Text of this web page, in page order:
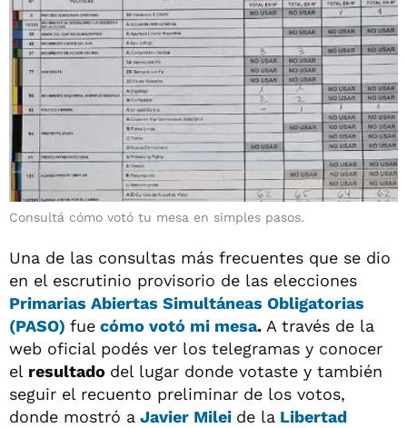
Consultá cómo votó tu mesa en simples pasos.
Una de las consultas más frecuentes que se dio
en el escrutinio provisorio de las elecciones
Primarias Abiertas Simultáneas Obligatorias
(PASO) fue cómo votó mi mesa. A través de la
web oficial podés ver los telegramas y conocer
el resultado del lugar donde votaste y también
seguir el recuento preliminar de los votos,
donde mostró a Javier Milei de la Libertad